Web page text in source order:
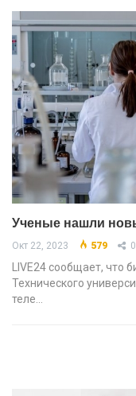
Ученые нашли
Окт 22, 2023 579 0
LIVE24 сообщает, что
Технического
теле…